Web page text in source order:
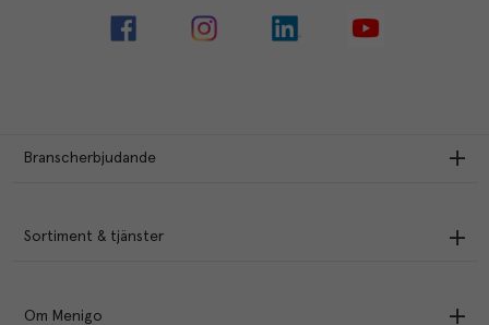
Branscherbjudande
Sortiment & tjänster
Om Menigo